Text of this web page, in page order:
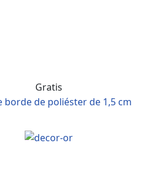
Gratis
borde de poliéster de 1,5 cm